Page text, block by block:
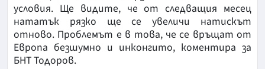
условия. Ще видите, че от следващия месец
нататък рязко ще се увеличи натискът
отново. Проблемът е в това, че се връщат от
Европа безшумно и инконгито, коментира за
БНТ Тодоров.